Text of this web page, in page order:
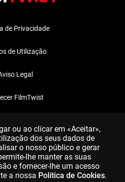
de Privacidade
de Utilização
Legal
FilmTwist
ou ao clicar em «Aceitar»,
dos seus dados de
o nosso público e gerar
lhe manter as suas
e fornecer-lhe um acesso
a nossa Política de Cookies.